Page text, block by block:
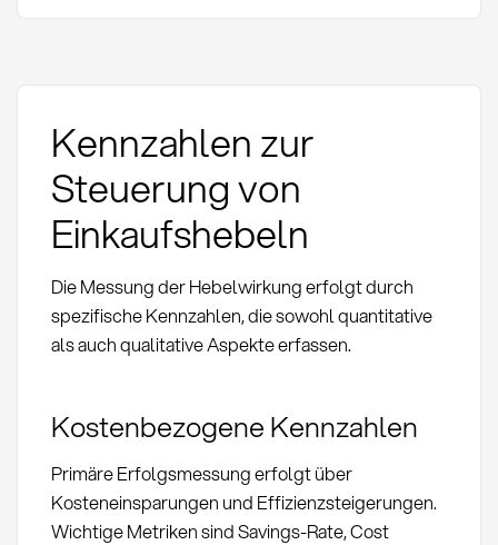
Kennzahlen zur
Steuerung von
Einkaufshebeln
Die Messung der Hebelwirkung erfolgt durch
spezifische Kennzahlen, die sowohl quantitative
als auch qualitative Aspekte erfassen.
Kostenbezogene Kennzahlen
Primäre Erfolgsmessung erfolgt über
Kosteneinsparungen und Effizienzsteigerungen.
Wichtige Metriken sind Savings-Rate, Cost